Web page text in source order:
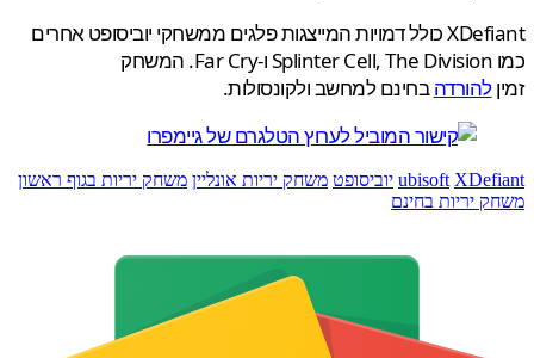
XDefiant כולל דמויות המייצגות פלגים ממשחקי יוביסופט אחרים
כמו Splinter Cell, The Division ו-Far Cry. המשחק
להורדהבחינם למחשב ולקונסולות.
ubisoft יוביסופט משחק יריות אונליין משחק יריות בגוף ראשון
יריות בחינם